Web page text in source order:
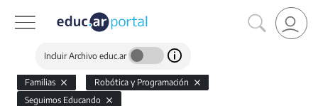
Incluir Archivo educ.ar
Familias
Robótica y Programación
Seguimos Educando